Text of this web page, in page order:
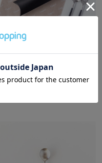
Cutipol クチポール｜ギフト
ボックス（1-2本用）
¥165(税込)